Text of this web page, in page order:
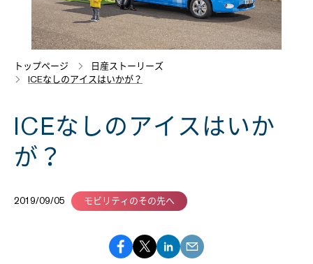
トップページ
日産ストーリーズ
ICEなしのアイスはいかが？
ICEなしのアイスはいか
が？
2019/09/05 モビリティのその先へ